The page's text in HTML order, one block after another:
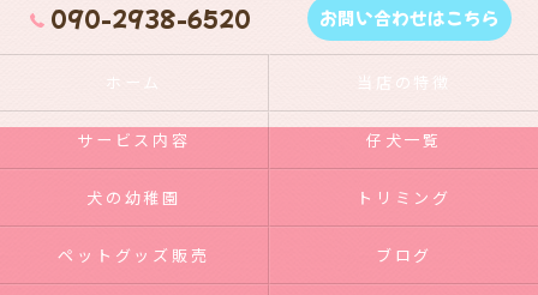
090-2938-6520 お問い合わせはこちら
ホーム 当店の特徴
サービス内容 仔犬一覧
犬の幼稚園 トリミング
ペットグッズ販売 ブログ